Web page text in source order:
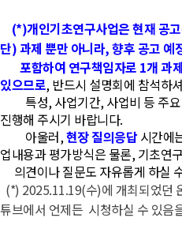
(*)개인기초연구사업은 현재 공
단)과제 뿐만 아니라,향후 공고 예
포함하여 연구책임자로 1개 과
있으므로,반드시 설명회에 참석하
특성,사업기간,사업비 등 주
진행해 주시기 바랍니다.
아울러,현장 질의응답 시간에
업내용과 평가방식은 물론,기초연
의견이나 질문도 자유롭게 하실
(*) 2025.11.19(수)에 개최되었던
튜브에서 언제든 시청하실 수 있음